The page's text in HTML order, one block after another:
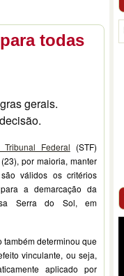
todas
gerais.
Tribunal Federal (STF)
por maioria, manter
válidos os critérios
a demarcação da
Serra do Sol, em
também determinou que
vinculante, ou seja,
aplicado por